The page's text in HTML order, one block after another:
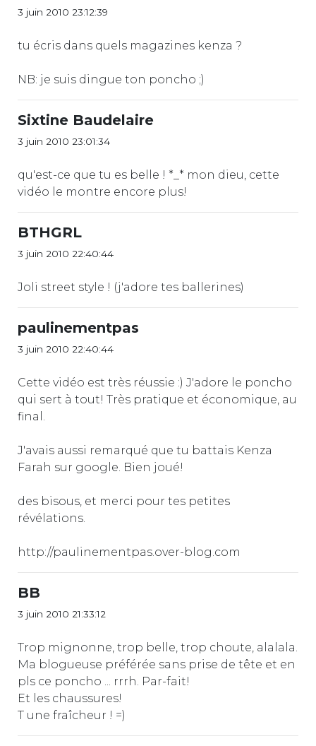
3 juin 2010 23:12:39
tu écris dans quels magazines kenza ?
NB: je suis dingue ton poncho ;)
Sixtine Baudelaire
3 juin 2010 23:01:34
qu'est-ce que tu es belle ! *_* mon dieu, cette
vidéo le montre encore plus!
BTHGRL
3 juin 2010 22:40:44
Joli street style ! (j'adore tes ballerines)
paulinementpas
3 juin 2010 22:40:44
Cette vidéo est très réussie :) J'adore le poncho
qui sert à tout! Très pratique et économique, au
final.
J'avais aussi remarqué que tu battais Kenza
Farah sur google. Bien joué!
des bisous, et merci pour tes petites
révélations.
http://paulinementpas.over-blog.com
BB
3 juin 2010 21:33:12
Trop mignonne, trop belle, trop choute, alalala.
Ma blogueuse préférée sans prise de tête et en
pls ce poncho ... rrrh. Par-fait!
Et les chaussures!
T une fraîcheur ! =)